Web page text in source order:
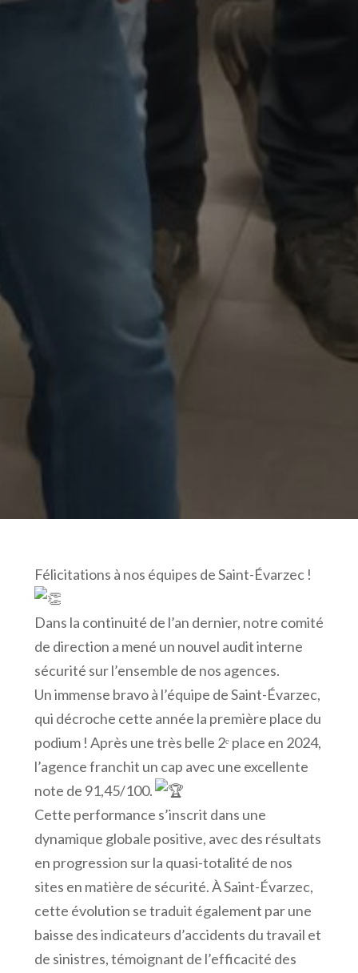
Félicitations à nos équipes de Saint-Évarzec !
Dans la continuité de l’an dernier, notre comité
de direction a mené un nouvel audit interne
sécurité sur l’ensemble de nos agences.
Un immense bravo à l’équipe de Saint-Évarzec,
qui décroche cette année la première place du
podium ! Après une très belle 2ᵉ place en 2024,
l’agence franchit un cap avec une excellente
note de 91,45/100.
Cette performance s’inscrit dans une
dynamique globale positive, avec des résultats
en progression sur la quasi-totalité de nos
sites en matière de sécurité. À Saint-Évarzec,
cette évolution se traduit également par une
baisse des indicateurs d’accidents du travail et
de sinistres, témoignant de l’efficacité des